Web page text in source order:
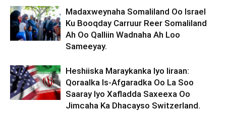
Madaxweynaha Somaliland Oo Israel
Ku Booqday Carruur Reer Somaliland
Ah Oo Qalliin Wadnaha Ah Loo
Sameeyay.
Heshiiska Maraykanka Iyo Iiraan:
Qoraalka Is-Afgaradka Oo La Soo
Saaray Iyo Xafladda Saxeexa Oo
Jimcaha Ka Dhacayso Switzerland.